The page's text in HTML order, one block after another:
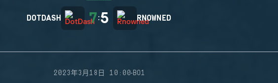
DOTDASH 7:5 RNOWNED
2023年3月18日 10:00·BO1